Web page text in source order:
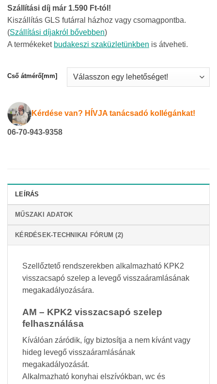
Szállítási díj már 1.590 Ft-tól!
Kiszállítás GLS futárral házhoz vagy csomagpontba.
(Szállítási díjakról bővebben)
A termékeket budakeszi szaküzletünkben is átveheti.
Cső átmérő[mm]
Kérdése van? HÍVJA tanácsadó kollégánkat!
06-70-943-9358
LEÍRÁS
MŰSZAKI ADATOK
KÉRDÉSEK-TECHNIKAI FÓRUM (2)
Szellőztető rendszerekben alkalmazható KPK2
visszacsapó szelep a levegő visszaáramlásának
megakadályozására.
AM – KPK2 visszacsapó szelep
felhasználása
Kíválóan záródik, így biztosítja a nem kívánt vagy
hideg levegő visszaáramlásának
megakadályozását.
Alkalmazható konyhai elszívókban, wc és